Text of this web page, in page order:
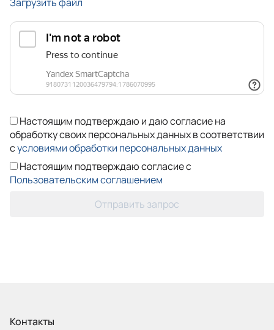
Настоящим подтверждаю и даю согласие на
обработку своих персональных данных в соответствии
сусловиями обработки персональных данных
Настоящим подтверждаю согласие с
Пользовательским соглашением
Отправить запрос
Контакты